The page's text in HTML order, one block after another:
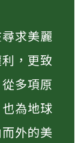
求美麗
，更致
多項原
為地球
外的美